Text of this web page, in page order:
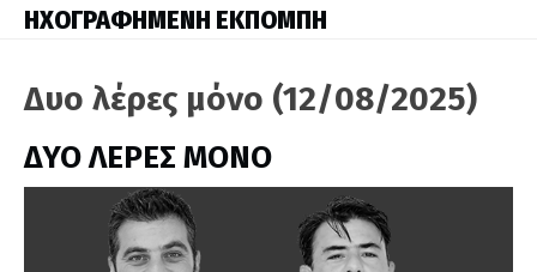
ΗΧΟΓΡΑΦΗΜΕΝΗ ΕΚΠΟΜΠΗ
Δυο λέρες μόνο (12/08/2025)
ΔΥΟ ΛΕΡΕΣ ΜΟΝΟ